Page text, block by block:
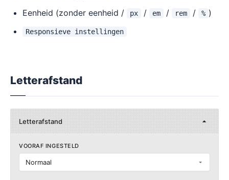
Eenheid (zonder eenheid /
px / em / rem / % )
Responsieve instellingen
Letterafstand
Letterafstand
VOORAF INGESTELD
Normaal